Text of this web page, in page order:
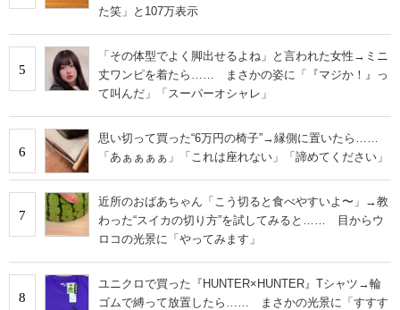
た笑」と107万表示
5
「その体型でよく脚出せるよね」と言われた女性→ミニ
丈ワンピを着たら…… まさかの姿に「『マジか！』っ
て叫んだ」「スーパーオシャレ」
6
思い切って買った“6万円の椅子”→縁側に置いたら……
「あぁぁぁぁ」「これは座れない」「諦めてください」
7
近所のおばあちゃん「こう切ると食べやすいよ〜」→教
わった“スイカの切り方”を試してみると…… 目からウ
ロコの光景に「やってみます」
8
ユニクロで買った『HUNTER×HUNTER』Tシャツ→輪
ゴムで縛って放置したら…… まさかの光景に「すすす